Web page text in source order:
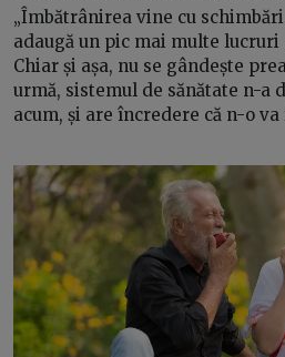
„Îmbătrânirea vine cu
adaugă un pic mai multe lucruri
Chiar și așa, nu se gândește
urmă, sistemul de sănătate n-a
acum, și are încredere că n-o